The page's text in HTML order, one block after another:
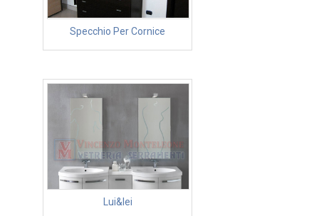
Specchio Per Cornice
Lui&lei